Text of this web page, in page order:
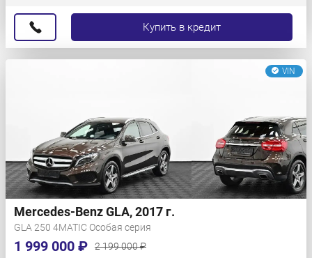
Купить в кредит
VIN
Mercedes-Benz GLA, 2017 г.
GLA 250 4MATIC Особая серия
1 999 000 ₽
2 199 000 ₽